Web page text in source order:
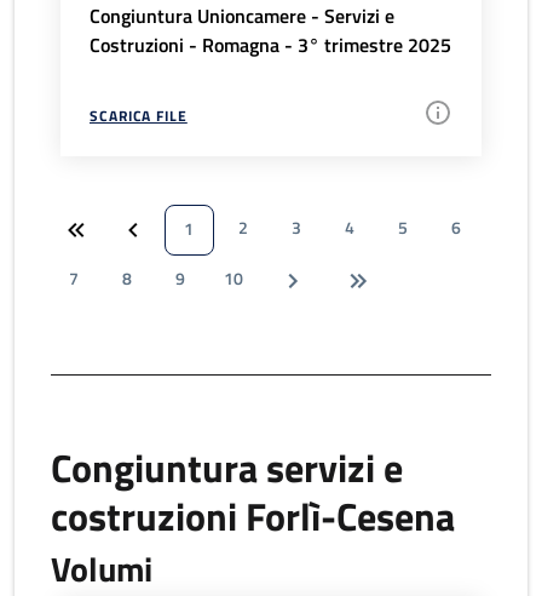
Congiuntura Unioncamere - Servizi e
Costruzioni - Romagna - 3° trimestre 2025
SCARICA FILE
1 2 3 4 5
6
7
8 9 10
Congiuntura servizi e
costruzioni Forlì-Cesena
Volumi